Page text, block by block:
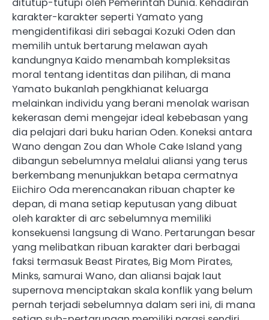
karakter-karakter seperti Yamato yang
mengidentifikasi diri sebagai Kozuki Oden dan
memilih untuk bertarung melawan ayah
kandungnya Kaido menambah kompleksitas
moral tentang identitas dan pilihan, di mana
Yamato bukanlah pengkhianat keluarga
melainkan individu yang berani menolak warisan
kekerasan demi mengejar ideal kebebasan yang
dia pelajari dari buku harian Oden. Koneksi antara
Wano dengan Zou dan Whole Cake Island yang
dibangun sebelumnya melalui aliansi yang terus
berkembang menunjukkan betapa cermatnya
Eiichiro Oda merencanakan ribuan chapter ke
depan, di mana setiap keputusan yang dibuat
oleh karakter di arc sebelumnya memiliki
konsekuensi langsung di Wano. Pertarungan besar
yang melibatkan ribuan karakter dari berbagai
faksi termasuk Beast Pirates, Big Mom Pirates,
Minks, samurai Wano, dan aliansi bajak laut
supernova menciptakan skala konflik yang belum
pernah terjadi sebelumnya dalam seri ini, di mana